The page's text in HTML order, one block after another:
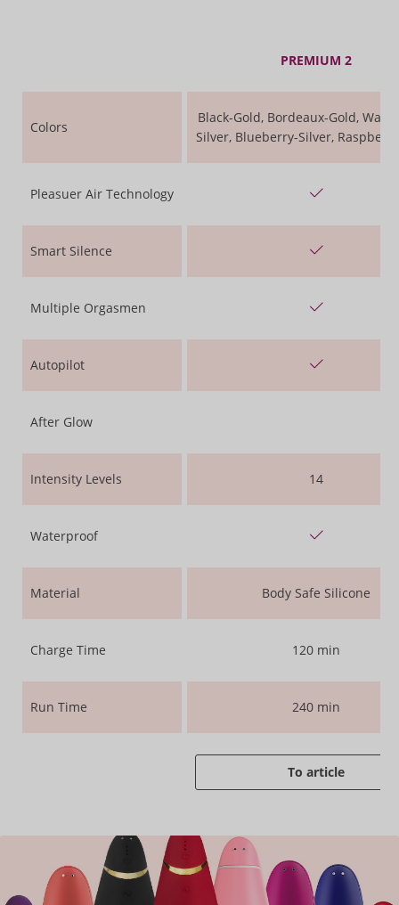
PREMIUM 2
Colors
Black-Gold, Bordeaux-Gold,
Silver, Blueberry-Silver,
Pleasuer Air Technology
Smart Silence
Multiple Orgasmen
Autopilot
After Glow
Intensity Levels 14
Waterproof
Material Body Safe Silicone
Charge Time 120 min
Run Time 240 min
To article